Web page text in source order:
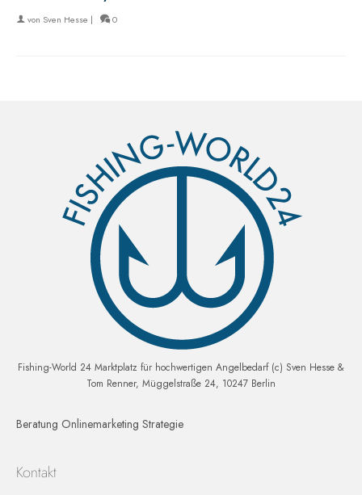
von Sven Hesse | 0
Fishing-World 24 Marktplatz für hochwertigen Angelbedarf (c) Sven Hesse &
Tom Renner, Müggelstraße 24, 10247 Berlin
Beratung Onlinemarketing Strategie
Kontakt